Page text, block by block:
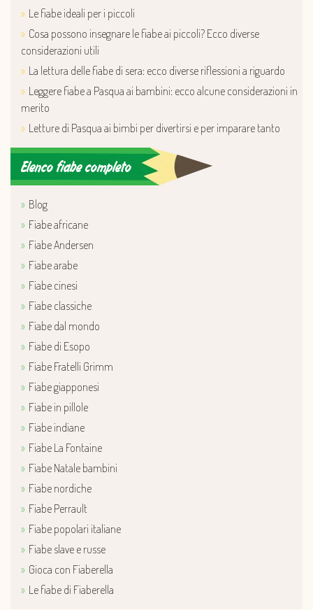
Le fiabe ideali per i piccoli
Cosa possono insegnare le fiabe ai piccoli? Ecco diverse
considerazioni utili
La lettura delle fiabe di sera: ecco diverse riflessioni a riguardo
Leggere fiabe a Pasqua ai bambini: ecco alcune considerazioni in
merito
Letture di Pasqua ai bimbi per divertirsi e per imparare tanto
Elenco fiabe completo
Blog
Fiabe africane
Fiabe Andersen
Fiabe arabe
Fiabe cinesi
Fiabe classiche
Fiabe dal mondo
Fiabe di Esopo
Fiabe Fratelli Grimm
Fiabe giapponesi
Fiabe in pillole
Fiabe indiane
Fiabe La Fontaine
Fiabe Natale bambini
Fiabe nordiche
Fiabe Perrault
Fiabe popolari italiane
Fiabe slave e russe
Gioca con Fiaberella
Le fiabe di Fiaberella